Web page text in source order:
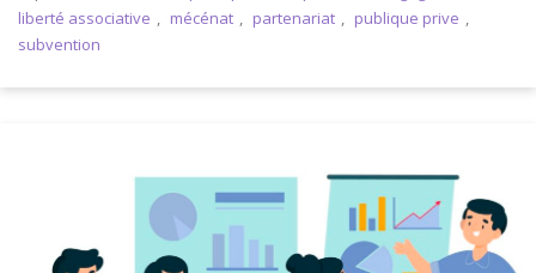
liberté associative , mécénat , partenariat , publique prive ,
subvention